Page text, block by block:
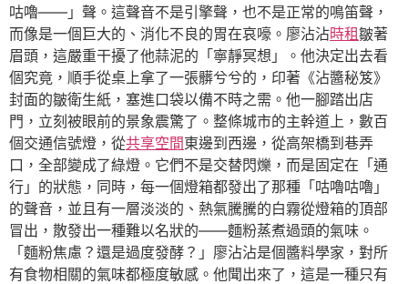
咕嚕——」聲。這聲音不是引擎聲，也不是正常的鳴笛聲，
而像是一個巨大的、消化不良的胃在哀嚎。廖沾沾時租皺著
眉頭，這嚴重干擾了他蒜泥的「寧靜冥想」。他決定出去看
個究竟，順手從桌上拿了一張髒兮兮的，印著《沾醬秘笈》
封面的皺衛生紙，塞進口袋以備不時之需。他一腳踏出店
門，立刻被眼前的景象震驚了。整條城市的主幹道上，數百
個交通信號燈，從共享空間東邊到西邊，從高架橋到巷弄
口，全部變成了綠燈。它們不是交替閃爍，而是固定在「通
行」的狀態，同時，每一個燈箱都發出了那種「咕嚕咕嚕」
的聲音，並且有一層淡淡的、熱氣騰騰的白霧從燈箱的頂部
冒出，散發出一種難以名狀的——麵粉蒸煮過頭的氣味。
「麵粉焦慮？還是過度發酵？」廖沾沾是個醬料學家，對所
有食物相關的氣味都極度敏感。他聞出來了，這是一種只有